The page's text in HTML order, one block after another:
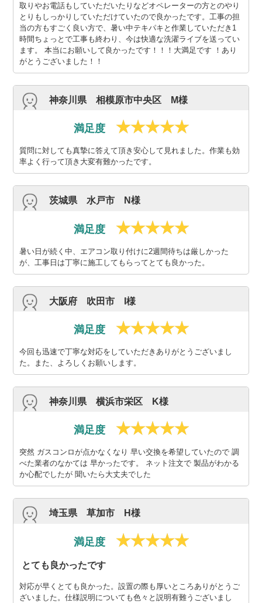
取りやお電話もしていただいたりなどオペレーターの方とのやり
とりもしっかりしていただけていたので良かったです。工事の担
当の方もすごく良い方で、暑い中テキパキと作業していただき1
時間ちょっとで工事も終わり、今は快適な洗濯ライブを送ってい
ます。 本当にお願いして良かったです！！！大満足です ！あり
がとうございました！！
神奈川県 相模原市中央区 M様
満足度
質問に対しても真摯に答えて頂き安心して見れました。作業も効
率よく行って頂き大変有難かったです。
茨城県 水戸市 N様
満足度
暑い日が続く中、エアコン取り付けに2週間待ちは厳しかった
が、工事日は丁寧に施工してもらってとても良かった。
大阪府 吹田市 I様
満足度
今回も迅速で丁寧な対応をしていただきありがとうございまし
た。また、よろしくお願いします。
神奈川県 横浜市栄区 K様
満足度
突然 ガスコンロが点かなくなり 早い交換を希望していたので 調
べた業者のなかては 早かったです。 ネット注文で 製品がわかる
か心配でしたが 聞いたら大丈夫でした
埼玉県 草加市 H様
満足度
とても良かったです
対応が早くとても良かった。設置の際も厚いところありがとうご
ざいました。仕様説明についても色々と説明有難うございまし